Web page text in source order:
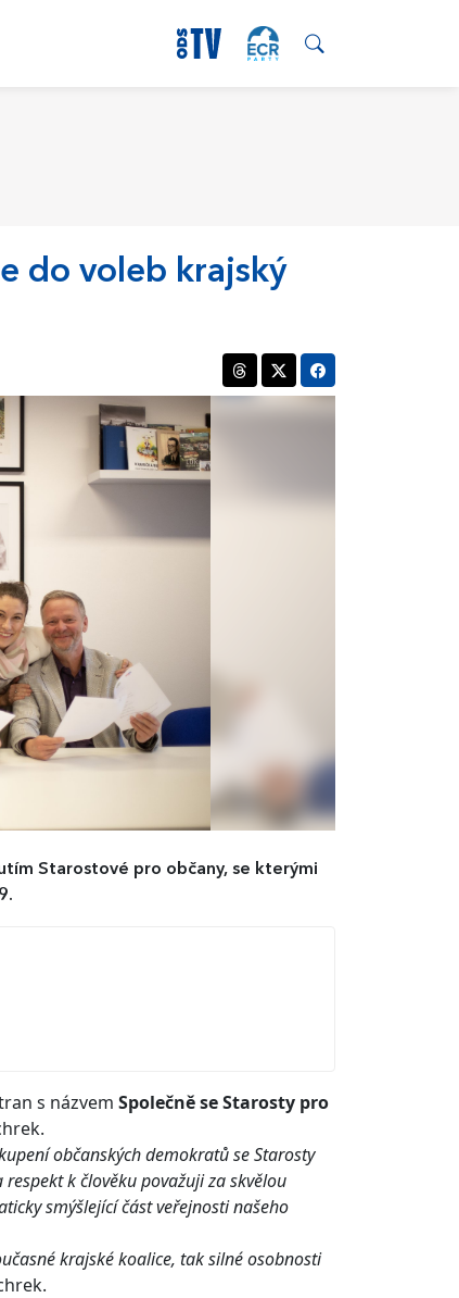
do voleb krajský
Starostové pro občany, se kterými
s názvem Společně se Starosty pro
občanských demokratů se Starosty
k člověku považuji za skvělou
smýšlející část veřejnosti našeho
krajské koalice, tak silné osobnosti